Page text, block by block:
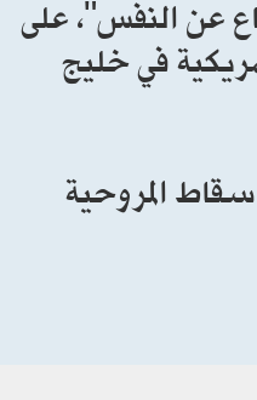
عن النفس"، على
في خليج
المروحية